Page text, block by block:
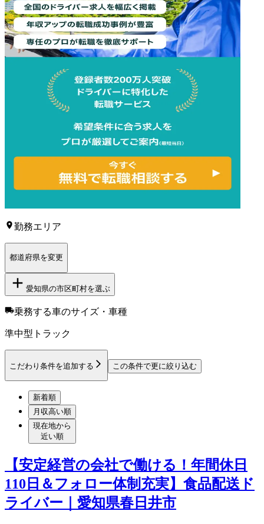
勤務エリア
都道府県を変更
愛知県の市区町村を選ぶ
乗務する車のサイズ・車種
準中型トラック
こだわり条件を追加する この条件で更に絞り込む
新着順
月収高い順
現在地から
近い順
【安定経営の会社で働ける！年間休日
110日＆フォロー体制充実】食品配送ド
ライバー｜愛知県春日井市